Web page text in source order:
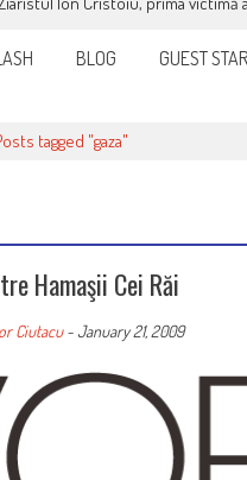
BLOG GUEST STAR
tagged "gaza"
Hamaşii Cei Răi
Ciutacu-January 21, 2009